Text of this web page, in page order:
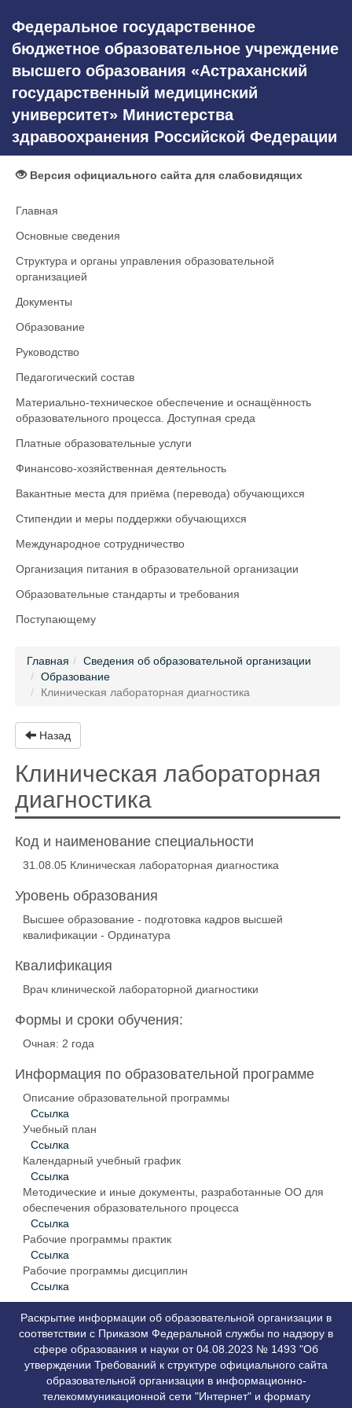
Федеральное государственное
бюджетное образовательное учреждение
высшего образования «Астраханский
государственный медицинский
университет» Министерства
здравоохранения Российской Федерации
Версия официального сайта для слабовидящих
Главная
Основные сведения
Структура и органы управления образовательной
организацией
Документы
Образование
Руководство
Педагогический состав
Материально-техническое обеспечение и оснащённость
образовательного процесса. Доступная среда
Платные образовательные услуги
Финансово-хозяйственная деятельность
Вакантные места для приёма (перевода) обучающихся
Стипендии и меры поддержки обучающихся
Международное сотрудничество
Организация питания в образовательной организации
Образовательные стандарты и требования
Поступающему
Главная
Сведения об образовательной организации
Образование
Клиническая лабораторная диагностика
Назад
Клиническая лабораторная
диагностика
Код и наименование специальности
31.08.05 Клиническая лабораторная диагностика
Уровень образования
Высшее образование - подготовка кадров высшей
квалификации - Ординатура
Квалификация
Врач клинической лабораторной диагностики
Формы и сроки обучения:
Очная: 2 года
Информация по образовательной программе
Описание образовательной программы
Ссылка
Учебный план
Ссылка
Календарный учебный график
Ссылка
Методические и иные документы, разработанные ОО для
обеспечения образовательного процесса
Ссылка
Рабочие программы практик
Ссылка
Рабочие программы дисциплин
Ссылка
Раскрытие информации об образовательной организации в
соответствии с Приказом Федеральной службы по надзору в
сфере образования и науки от 04.08.2023 № 1493 "Об
утверждении Требований к структуре официального сайта
образовательной организации в информационно-
телекоммуникационной сети "Интернет" и формату